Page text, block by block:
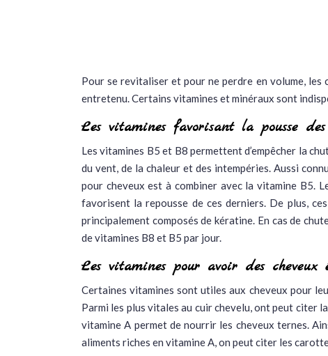
Pour se revitaliser et pour ne perdre en volume, les
entretenu. Certains vitamines et minéraux sont
Les vitamines favorisant la pousse des
Les vitamines B5 et B8 permettent d’empêcher la
du vent, de la chaleur et des intempéries. Aussi
pour cheveux est à combiner avec la vitamine B5.
favorisent la repousse de ces derniers. De plus,
principalement composés de kératine. En cas de
de vitamines B8 et B5 par jour.
Les vitamines pour avoir des
Certaines vitamines sont utiles aux cheveux pour
Parmi les plus vitales au cuir chevelu, ont peut citer
vitamine A permet de nourrir les cheveux ternes.
aliments riches en vitamine A, on peut citer les